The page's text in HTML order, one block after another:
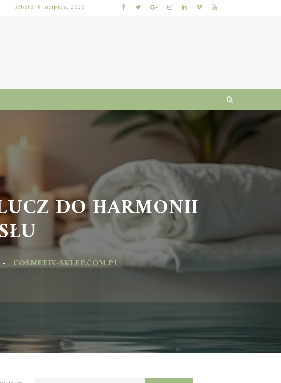
sobota, 8 sierpnia, 2026
DO HARMONII
COSMETIX-SKLEP.COM.PL